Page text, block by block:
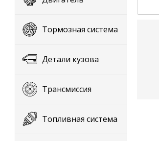
Тормозная система
Детали кузова
Трансмиссия
Топливная система